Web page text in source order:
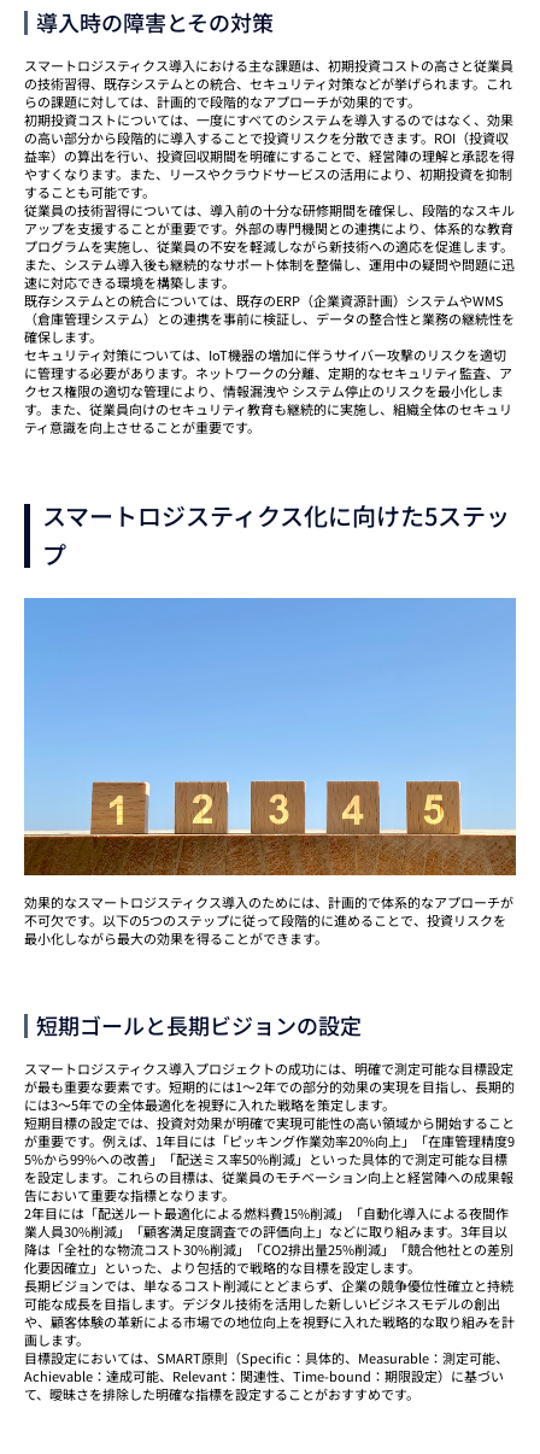
導入時の障害とその対策
スマートロジスティクス導入における主な課題は、初期投資コストの高さと従業員
の技術習得、既存システムとの統合、セキュリティ対策などが挙げられます。これ
らの課題に対しては、計画的で段階的なアプローチが効果的です。
初期投資コストについては、一度にすべてのシステムを導入するのではなく、効果
の高い部分から段階的に導入することで投資リスクを分散できます。ROI（投資収
益率）の算出を行い、投資回収期間を明確にすることで、経営陣の理解と承認を得
やすくなります。また、リースやクラウドサービスの活用により、初期投資を抑制
することも可能です。
従業員の技術習得については、導入前の十分な研修期間を確保し、段階的なスキル
アップを支援することが重要です。外部の専門機関との連携により、体系的な教育
プログラムを実施し、従業員の不安を軽減しながら新技術への適応を促進します。
また、システム導入後も継続的なサポート体制を整備し、運用中の疑問や問題に迅
速に対応できる環境を構築します。
既存システムとの統合については、既存のERP（企業資源計画）システムやWMS
（倉庫管理システム）との連携を事前に検証し、データの整合性と業務の継続性を
確保します。
セキュリティ対策については、IoT機器の増加に伴うサイバー攻撃のリスクを適切
に管理する必要があります。ネットワークの分離、定期的なセキュリティ監査、ア
クセス権限の適切な管理により、情報漏洩や システム停止のリスクを最小化しま
す。また、従業員向けのセキュリティ教育も継続的に実施し、組織全体のセキュリ
ティ意識を向上させることが重要です。
スマートロジスティクス化に向けた5ステッ
プ
効果的なスマートロジスティクス導入のためには、計画的で体系的なアプローチが
不可欠です。以下の5つのステップに従って段階的に進めることで、投資リスクを
最小化しながら最大の効果を得ることができます。
短期ゴールと長期ビジョンの設定
スマートロジスティクス導入プロジェクトの成功には、明確で測定可能な目標設定
が最も重要な要素です。短期的には1〜2年での部分的効果の実現を目指し、長期的
には3〜5年での全体最適化を視野に入れた戦略を策定します。
短期目標の設定では、投資対効果が明確で実現可能性の高い領域から開始すること
が重要です。例えば、1年目には「ピッキング作業効率20%向上」「在庫管理精度9
5%から99%への改善」「配送ミス率50%削減」といった具体的で測定可能な目標
を設定します。これらの目標は、従業員のモチベーション向上と経営陣への成果報
告において重要な指標となります。
2年目には「配送ルート最適化による燃料費15%削減」「自動化導入による夜間作
業人員30%削減」「顧客満足度調査での評価向上」などに取り組みます。3年目以
降は「全社的な物流コスト30%削減」「CO2排出量25%削減」「競合他社との差別
化要因確立」といった、より包括的で戦略的な目標を設定します。
長期ビジョンでは、単なるコスト削減にとどまらず、企業の競争優位性確立と持続
可能な成長を目指します。デジタル技術を活用した新しいビジネスモデルの創出
や、顧客体験の革新による市場での地位向上を視野に入れた戦略的な取り組みを計
画します。
目標設定においては、SMART原則（Specific：具体的、Measurable：測定可能、
Achievable：達成可能、Relevant：関連性、Time-bound：期限設定）に基づい
て、曖昧さを排除した明確な指標を設定することがおすすめです。